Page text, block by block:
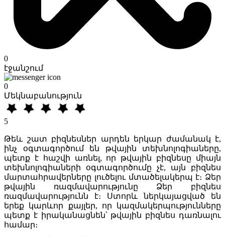
0
էջանշում
0
Մեկնաբանություն
5
Թեև շատ բիզնեսներ արդեն երկար ժամանակ է,
ինչ օգտագործում են թվային տեխնոլոգիաները,
պետք է հաշվի առնել, որ թվային բիզնեսը միայն
տեխնոլոգիաների օգտագործումը չէ, այն բիզնես
մարտահրավերները լուծելու մտածելակերպ է։ Ձեր
թվային ռազմավարությունը Ձեր բիզնես
ռազմավարությունն է։ Ստորև ներկայացված են
երեք կարևոր քայլեր, որ կազմակերպությունները
պետք է իրականացնեն՝ թվային բիզնես դառնալու
համար։